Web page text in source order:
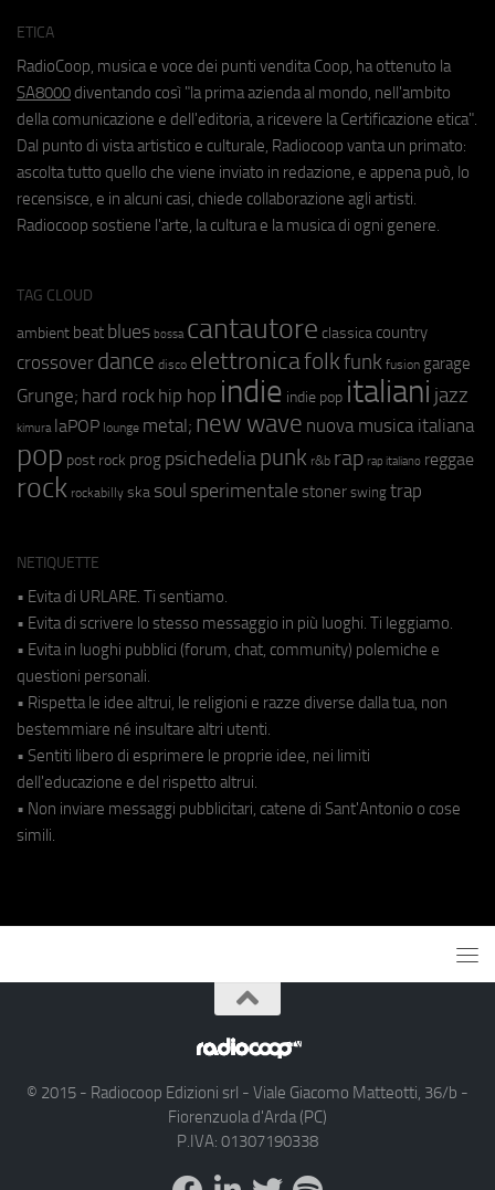
ETICA
RadioCoop, musica e voce dei punti vendita Coop, ha ottenuto la
SA8000 diventando così "la prima azienda al mondo, nell'ambito
della comunicazione e dell'editoria, a ricevere la Certificazione etica".
Dal punto di vista artistico e culturale, Radiocoop vanta un primato:
ascolta tutto quello che viene inviato in redazione, e appena può, lo
recensisce, e in alcuni casi, chiede collaborazione agli artisti.
Radiocoop sostiene l'arte, la cultura e la musica di ogni genere.
TAG CLOUD
ambient beat blues bossa cantautore classica country
crossover dance disco elettronicafolkfunk fusion garage
Grunge; hard rock hip hop indie indie pop italiani jazz
kimura laPOP lounge metal; new wave nuova musica italiana
pop post rock prog psichedeliapunk r&b rap rap italiano reggae
rock rockabilly ska soul sperimentale stoner swing trap
NETIQUETTE
• Evita di URLARE. Ti sentiamo.
• Evita di scrivere lo stesso messaggio in più luoghi. Ti leggiamo.
• Evita in luoghi pubblici (forum, chat, community) polemiche e
questioni personali.
• Rispetta le idee altrui, le religioni e razze diverse dalla tua, non
bestemmiare né insultare altri utenti.
• Sentiti libero di esprimere le proprie idee, nei limiti
dell'educazione e del rispetto altrui.
• Non inviare messaggi pubblicitari, catene di Sant'Antonio o cose
simili.
© 2015 - Radiocoop Edizioni srl - Viale Giacomo Matteotti, 36/b -
Fiorenzuola d'Arda (PC)
P.IVA: 01307190338